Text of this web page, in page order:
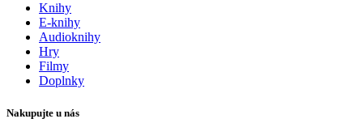
Knihy
E-knihy
Audioknihy
Hry
Filmy
Doplnky
Nakupujte u nás